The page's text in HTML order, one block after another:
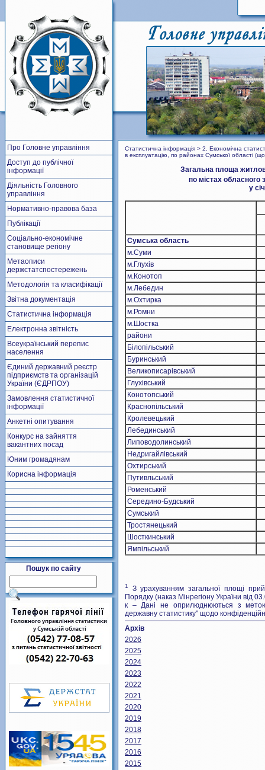
Про Головне управління
Доступ до публічної
інформації
Діяльність Головного
управління
Нормативно-правова база
Публікації
Соціально-економічне
становище регіону
Метаописи
держстатспостережень
Методологія та класифікації
Звітна документація
Статистична інформація
Електронна звітність
Всеукраїнський перепис
населення
Єдиний державний реєстр
підприємств та організацій
України (ЄДРПОУ)
Замовлення статистичної
інформації
Анкетні опитування
Конкурс на зайняття
вакантних посад
Юним громадянам
Корисна інформація
Пошук по сайту
Статистична інформація > 2. Економічна
в експлуатацію, по районах Сумської області
Загальна площа
по містах обласного
у
Сумська область
м.Суми
м.Глухів
м.Конотоп
м.Лебедин
м.Охтирка
м.Ромни
м.Шостка
райони
Білопільський
Буринський
Великописарівський
Глухівський
Конотопський
Краснопільський
Кролевецький
Лебединський
Липоводолинський
Недригайлівський
Охтирський
Путивльський
Роменський
Середино-Будський
Сумський
Тростянецький
Шосткинський
Ямпільський
1 З урахуванням загальної площі
Порядку (наказ Мінрегіону України від
к – Дані не оприлюднюються з
державну статистику" щодо
Архів
2026
2025
2024
2023
2022
2021
2020
2019
2018
2017
2016
2015